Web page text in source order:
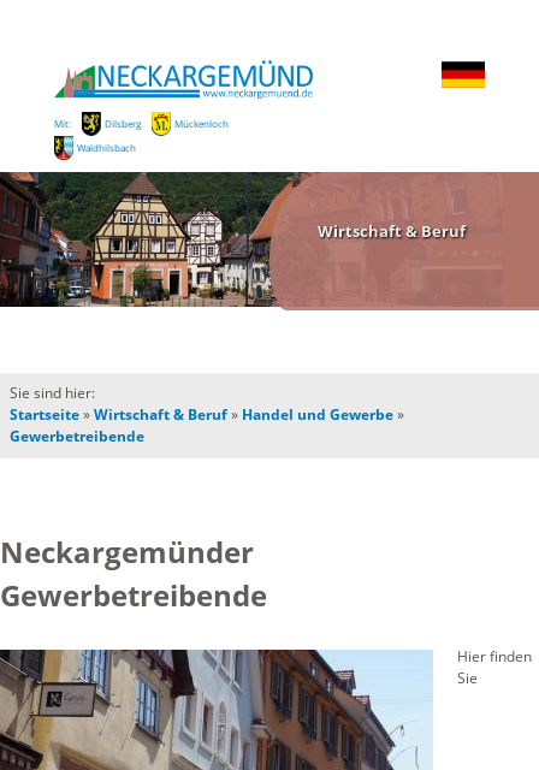
Mit: Dilsberg
Mückenloch
Waldhilsbach
Wirtschaft & Beruf
Sie sind hier:
Startseite»Wirtschaft & Beruf» Handel und Gewerbe»
Gewerbetreibende
Neckargemünder
Gewerbetreibende
Hier finden
Sie